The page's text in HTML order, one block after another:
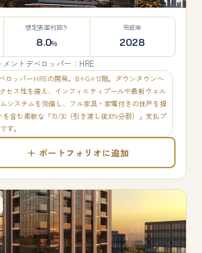
想定表面利回り
8.0%
完成年
2028
メントデベロッパー：HRE
ロッパーHREの開発。B+G+12階。ダウンタウンへ
セス性を備え、インフィニティプールや最新ウェル
システムを完備し、フル家具・家電付きの住戸を提
含む柔軟な「70/30（引き渡し後30%分割）」支払プ
す。
＋ ポートフォリオに追加